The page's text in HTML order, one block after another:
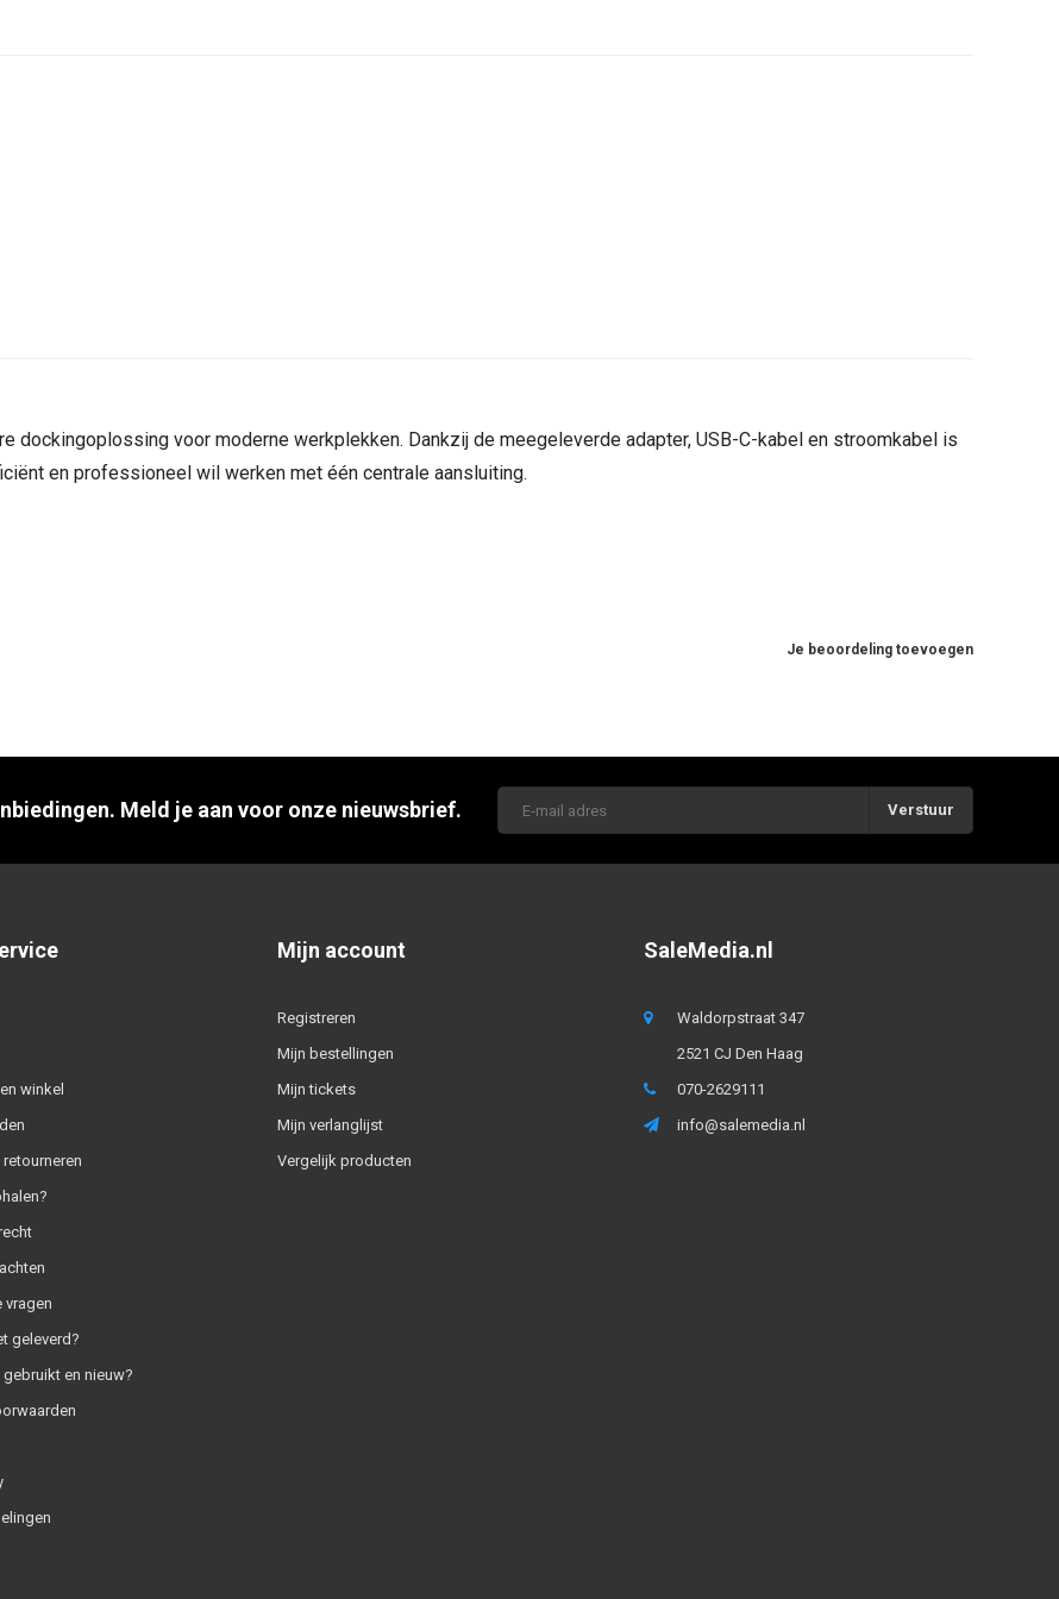
dockingoplossing voor moderne werkplekken. Dankzij de meegeleverde adapter, USB-C-kabel en stroomkabel is
en professioneel wil werken met één centrale aansluiting.
Je beoordeling toevoegen
Meld je aan voor onze nieuwsbrief. Verstuur
winkel
vragen
geleverd?
en nieuw?
Mijn account
Registreren
Mijn bestellingen
Mijn tickets
Mijn verlanglijst
Vergelijk producten
SaleMedia.nl
Waldorpstraat 347
2521 CJ Den Haag
070-2629111
info@salemedia.nl